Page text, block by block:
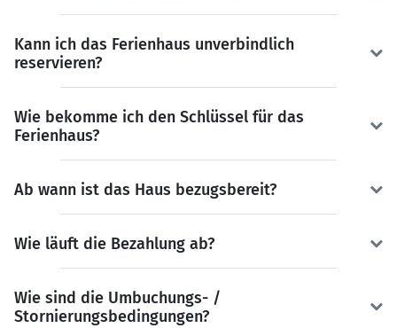
Kann ich das Ferienhaus unverbindlich
reservieren?
Wie bekomme ich den Schlüssel für das
Ferienhaus?
Ab wann ist das Haus bezugsbereit?
Wie läuft die Bezahlung ab?
Wie sind die Umbuchungs- /
Stornierungsbedingungen?